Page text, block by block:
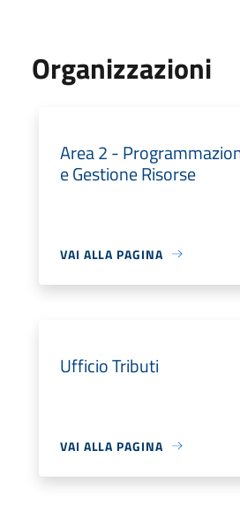
Organizzazioni
Area 2 -
e Gestione Risorse
VAI ALLA PAGINA
Ufficio Tributi
VAI ALLA PAGINA